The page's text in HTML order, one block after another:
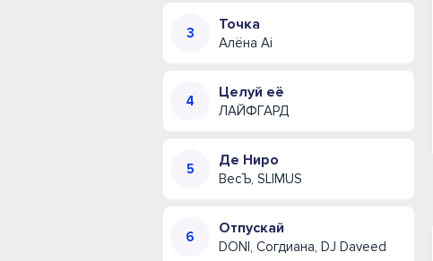
Точка
Алёна Ai
Целуй её
ЛАЙФГАРД
Де Ниро
ВесЪ, SLIMUS
Отпускай
DONI, Согдиана, DJ Daveed